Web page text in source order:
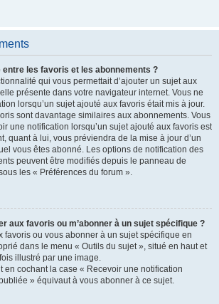
les favoris et les abonnements ?
qui vous permettait d’ajouter un sujet aux
présente dans votre navigateur internet. Vous ne
lorsqu’un sujet ajouté aux favoris était mis à jour.
sont davantage similaires aux abonnements. Vous
une notification lorsqu’un sujet ajouté aux favoris est
quant à lui, vous préviendra de la mise à jour d’un
vous êtes abonné. Les options de notification des
peuvent être modifiés depuis le panneau de
les « Préférences du forum ».
aux favoris ou m’abonner à un sujet spécifique ?
favoris ou vous abonner à un sujet spécifique en
dans le menu « Outils du sujet », situé en haut et
illustré par une image.
en cochant la case « Recevoir une notification
» équivaut à vous abonner à ce sujet.